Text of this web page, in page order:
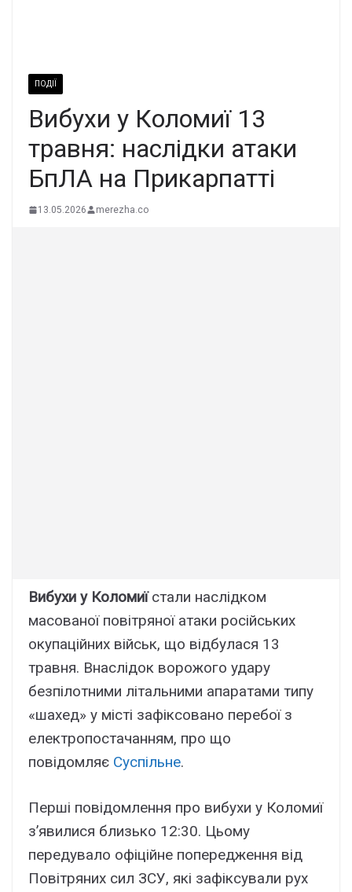
ПОДІЇ
Вибухи у Коломиї 13
травня: наслідки атаки
БпЛА на Прикарпатті
13.05.2026 merezha.co
Вибухи у Коломиїстали наслідком
масованої повітряної атаки російських
окупаційних військ, що відбулася 13
травня. Внаслідок ворожого удару
безпілотними літальними апаратами типу
«шахед» у місті зафіксовано перебої з
електропостачанням, про що
повідомляє Суспільне.
Перші повідомлення про вибухи у Коломиї
з’явилися близько 12:30. Цьому
передувало офіційне попередження від
Повітряних сил ЗСУ, які зафіксували рух